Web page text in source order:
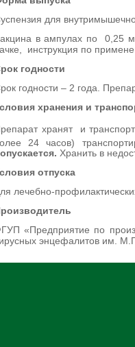
для
в ампулах по 0,25
инструкция по
годности
годности – 2 года.
хранения и
хранят и
24 часов)
Хранить в
отпуска
лечебно-
«Предприятие по
энцефалитов им.